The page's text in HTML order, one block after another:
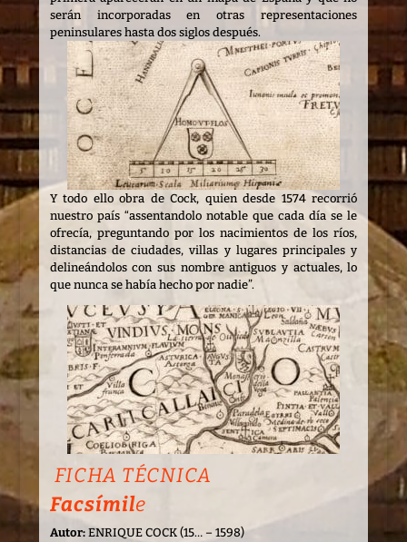
serán incorporadas en otras representaciones
peninsulares hasta dos siglos después.
Y todo ello obra de Cock, quien desde 1574 recorrió
nuestro país “assentandolo notable que cada día se le
ofrecía, preguntando por los nacimientos de los ríos,
distancias de ciudades, villas y lugares principales y
delineándolos con sus nombre antiguos y actuales, lo
que nunca se había hecho por nadie”.
FICHA TÉCNICA
Facsímile
Autor:ENRIQUE COCK (15… – 1598)